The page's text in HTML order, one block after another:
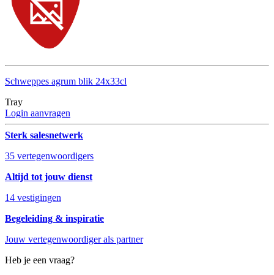
Schweppes agrum blik 24x33cl
Tray
Login aanvragen
Sterk salesnetwerk
35 vertegenwoordigers
Altijd tot jouw dienst
14 vestigingen
Begeleiding & inspiratie
Jouw vertegenwoordiger als partner
Heb je een vraag?